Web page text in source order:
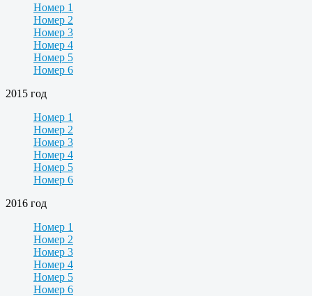
Номер 1
Номер 2
Номер 3
Номер 4
Номер 5
Номер 6
2015 год
Номер 1
Номер 2
Номер 3
Номер 4
Номер 5
Номер 6
2016 год
Номер 1
Номер 2
Номер 3
Номер 4
Номер 5
Номер 6